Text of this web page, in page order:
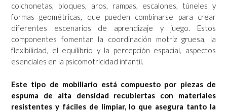
colchonetas, bloques, aros, rampas, escalones, túneles y
formas geométricas, que pueden combinarse para crear
diferentes escenarios de aprendizaje y juego. Estos
componentes fomentan la coordinación motriz gruesa, la
flexibilidad, el equilibrio y la percepción espacial, aspectos
esenciales en la psicomotricidad infantil.
Este tipo de mobiliario está compuesto por piezas de
espuma de alta densidad recubiertas con materiales
resistentes y fáciles de limpiar, lo que asegura tanto la